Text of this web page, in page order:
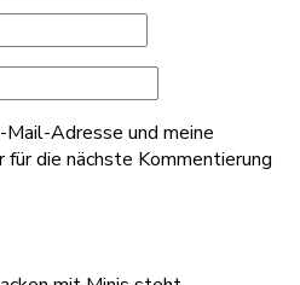
Mail-Adresse und meine
die nächste Kommentierung